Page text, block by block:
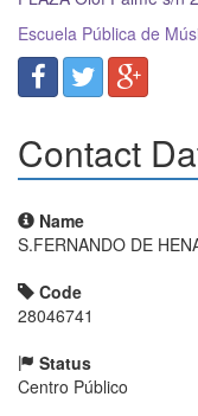
Escuela Pública de
Contact
Name
S.FERNANDO DE
Code
28046741
Status
Centro Público